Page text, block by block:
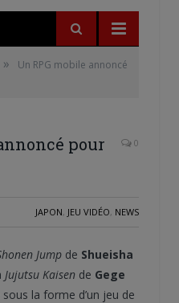
»
Un RPG mobile annoncé
pour
0
JAPON, JEU VIDÉO, NEWS
Jump de Shueisha
Jujutsu Kaisen de Gege
la forme d’un jeu de